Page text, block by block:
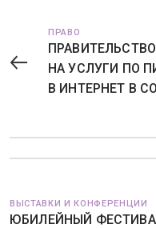
ПРАВО
НА УСЛУГИ ПО
В ИНТЕРНЕТ В
ВЫСТАВКИ И КОНФЕРЕНЦИИ
ЮБИЛЕЙНЫЙ